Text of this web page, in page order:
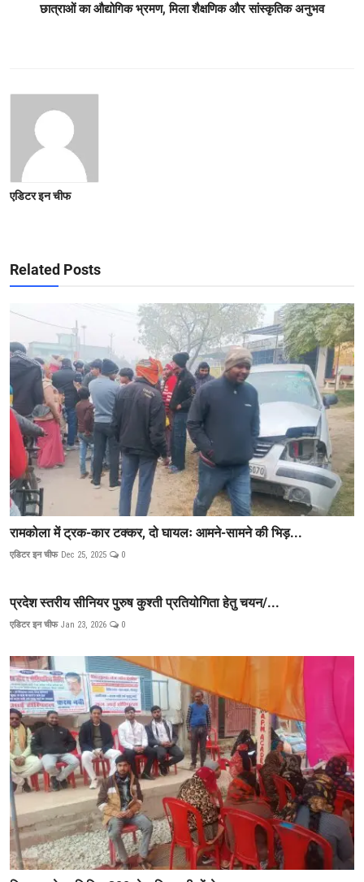
छात्राओं का औ‌द्योगिक भ्रमण, मिला शैक्षणिक और सांस्कृतिक अनुभव
एडिटर इन चीफ
Related Posts
रामकोला में ट्रक-कार टक्कर, दो घायलः आमने-सामने की भिड़...
एडिटर इन चीफ Dec 25, 2025 0
प्रदेश स्तरीय सीनियर पुरुष कुश्ती प्रतियोगिता हेतु चयन/...
एडिटर इन चीफ Jan 23, 2026 0